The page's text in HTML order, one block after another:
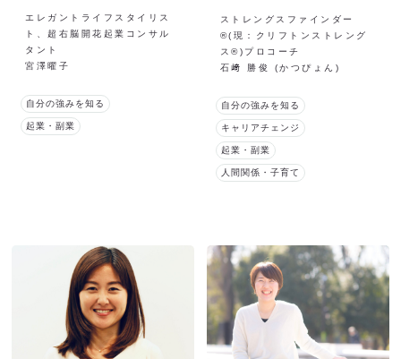
エレガントライフスタイリス
ト、超右脳開花起業コンサル
タント
宮澤曜子
自分の強みを知る
起業・副業
ストレングスファインダー
®(現：クリフトンストレング
ス®)プロコーチ
石﨑 勝俊 (かつぴょん)
自分の強みを知る
キャリアチェンジ
起業・副業
人間関係・子育て